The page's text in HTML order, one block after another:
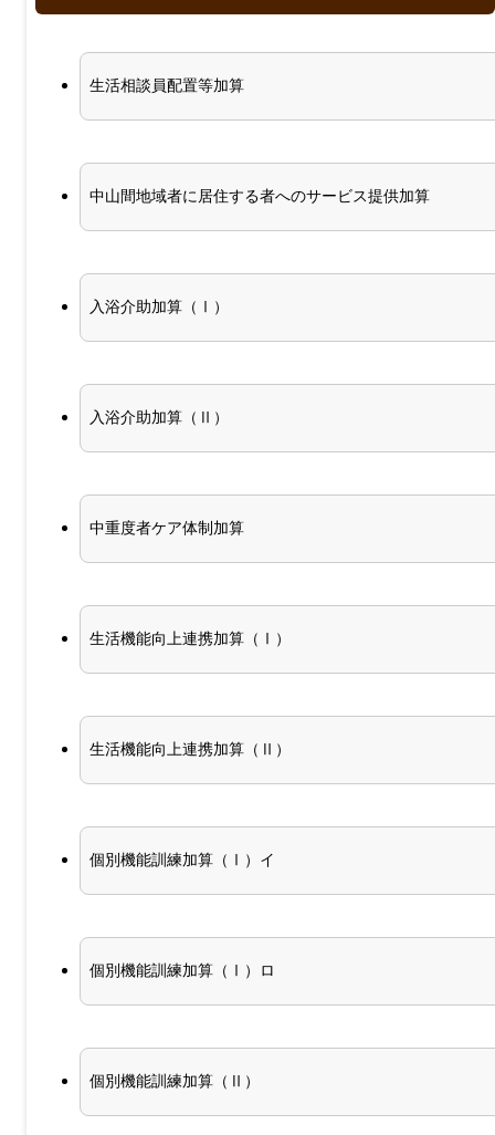
生活相談員配置等加算
中山間地域者に居住する者へのサービス提供加算
入浴介助加算（Ⅰ）
入浴介助加算（Ⅱ）
中重度者ケア体制加算
生活機能向上連携加算（Ⅰ）
生活機能向上連携加算（Ⅱ）
個別機能訓練加算（Ⅰ）イ
個別機能訓練加算（Ⅰ）ロ
個別機能訓練加算（Ⅱ）